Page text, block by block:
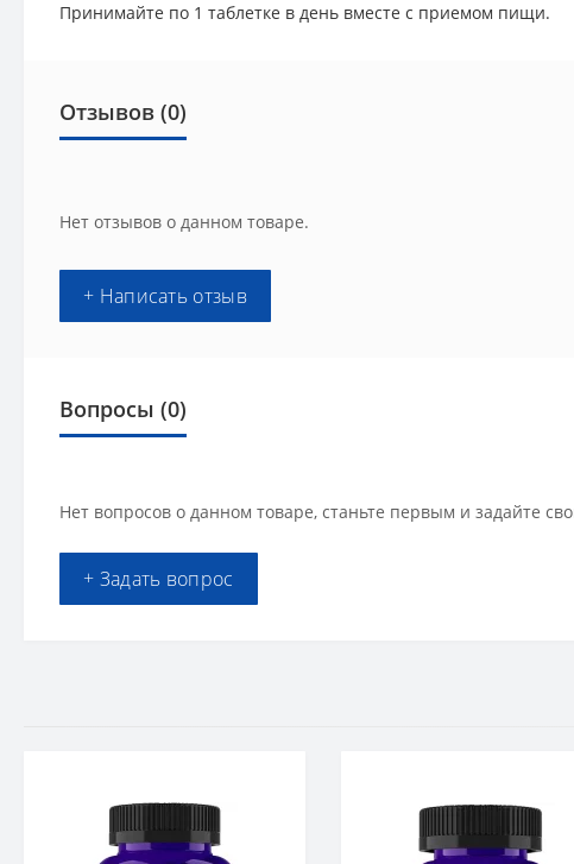
Принимайте по 1 таблетке в день вместе с приемом пищи.
Отзывов (0)
Нет отзывов о данном товаре.
+ Написать отзыв
Вопросы (0)
Нет вопросов о данном товаре, станьте первым и задайте
+ Задать вопрос